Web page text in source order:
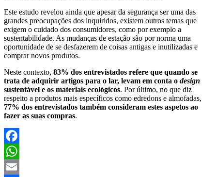
Este estudo revelou ainda que apesar da segurança ser uma das
grandes preocupações dos inquiridos, existem outros temas que
exigem o cuidado dos consumidores, como por exemplo a
sustentabilidade. As mudanças de estação são por norma uma
oportunidade de se desfazerem de coisas antigas e inutilizadas e
comprar novos produtos.
Neste contexto, 83% dos entrevistados refere que quando se
trata de adquirir artigos para o lar, levam em conta o design
sustentável e os materiais ecológicos. Por último, no que diz
respeito a produtos mais específicos como edredons e almofadas,
77% dos entrevistados também consideram estes aspetos ao
fazer as suas compras.
Facebook
WhatsApp